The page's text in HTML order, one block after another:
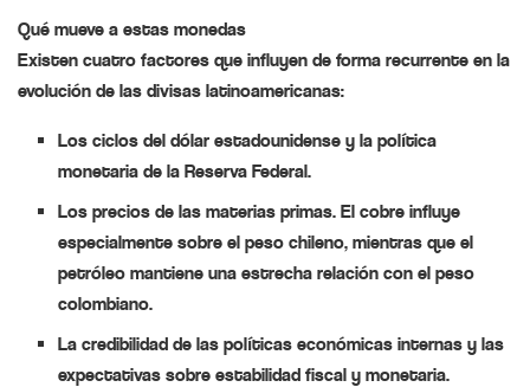
Qué mueve a estas monedas
Existen cuatro factores que influyen de forma recurrente en la
evolución de las divisas latinoamericanas:
Los ciclos del dólar estadounidense y la política
monetaria de la Reserva Federal.
Los precios de las materias primas. El cobre influye
especialmente sobre el peso chileno, mientras que el
petróleo mantiene una estrecha relación con el peso
colombiano.
La credibilidad de las políticas económicas internas y las
expectativas sobre estabilidad fiscal y monetaria.